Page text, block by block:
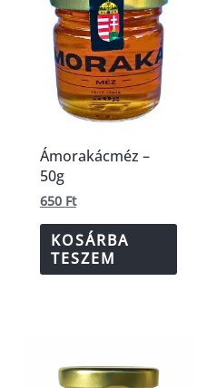
Ámorakácméz –
50g
650 Ft
KOSÁRBA
TESZEM